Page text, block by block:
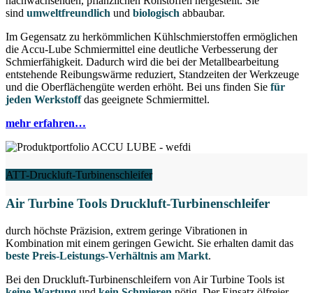
sind umweltfreundlich und biologisch abbaubar.
Im Gegensatz zu herkömmlichen Kühlschmierstoffen ermöglichen
die Accu-Lube Schmiermittel eine deutliche Verbesserung der
Schmierfähigkeit. Dadurch wird die bei der Metallbearbeitung
entstehende Reibungswärme reduziert, Standzeiten der Werkzeuge
und die Oberflächengüte werden erhöht. Bei uns finden Sie für
jeden Werkstoff das geeignete Schmiermittel.
mehr erfahren…
ATT-Druckluft-Turbinenschleifer
Air Turbine Tools Druckluft-Turbinenschleifer
durch höchste Präzision, extrem geringe Vibrationen in
Kombination mit einem geringen Gewicht. Sie erhalten damit das
beste Preis-Leistungs-Verhältnis am Markt.
Bei den Druckluft-Turbinenschleifern von Air Turbine Tools ist